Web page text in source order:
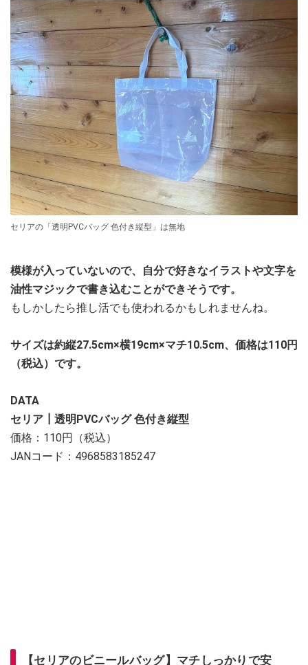
セリアの「透明PVCバッグ 色付き縦型」は無地
模様が入っていないので、自分で好きなイラストや文字を
油性マジックで書き込むことができそうです。
もしかしたら推し活でも使われるかもしれませんね。
サイズは約縦27.5cm×横19cm×マチ10.5cm、価格は110円
（税込）です。
DATA
セリア┃透明PVCバッグ 色付き縦型
価格：110円（税込）
JANコード：4968583185247
【セリアのビニールバッグ】マチしっかりで安